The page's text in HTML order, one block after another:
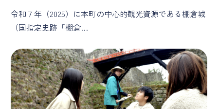
令和７年（2025）に本町の中心的観光資源である棚倉城
（国指定史跡「棚倉…